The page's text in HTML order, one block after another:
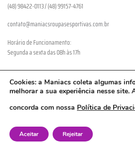
(48) 98422-0113 / (48) 99157-4761
contato@maniacsroupasesportivas.com.br
Horário de Funcionamento:
Segunda a sexta das 08h às 17h
Nó de Bambu Ind. e Comércio LTDA - CNPJ/MF Nº
Cookies: a Maniacs coleta algumas
melhorar a sua experiência nesse site.
concorda com nossa Política de
Aceitar Rejeitar